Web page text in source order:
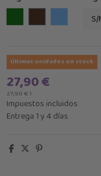
Últimas unidades en stock
27,90 €
27,90 € 1
Impuestos incluidos
Entrega 1 y 4 días